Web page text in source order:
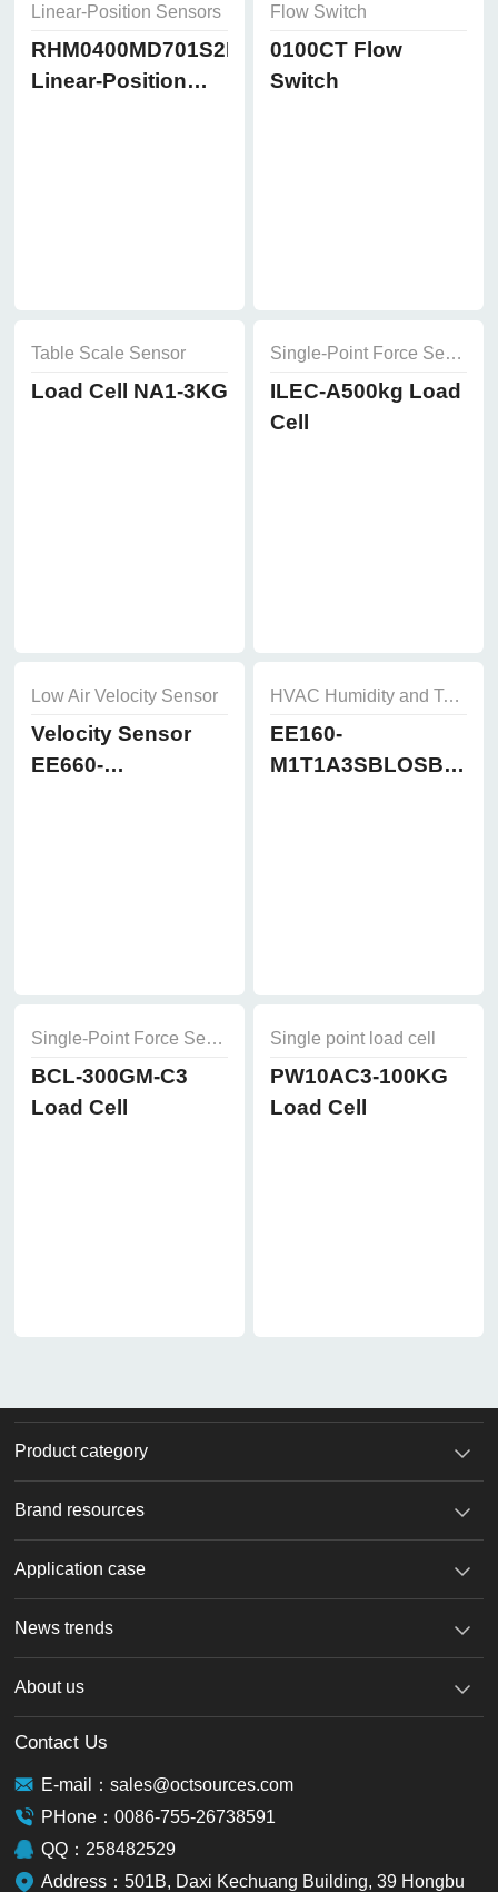
Linear-Position Sensors
RHM0400MD701S2B8102
Linear-Position
Flow Switch
0100CT Flow
Switch
Table Scale Sensor
Load Cell NA1-3KG
Single-Point Force Sensor
ILEC-A500kg Load
Cell
Low Air Velocity Sensor
Velocity Sensor
EE660-
HVAC Humidity and Temperature Sensor
EE160-
M1T1A3SBLOSBH50
Single-Point Force Sensors
BCL-300GM-C3
Load Cell
Single point load cell
PW10AC3-100KG
Load Cell
Product category
Brand resources
Application case
News trends
About us
Contact Us
E-mail：sales@octsources.com
PHone：0086-755-26738591
QQ：258482529
Address：501B, Daxi Kechuang Building, 39 Hongbu